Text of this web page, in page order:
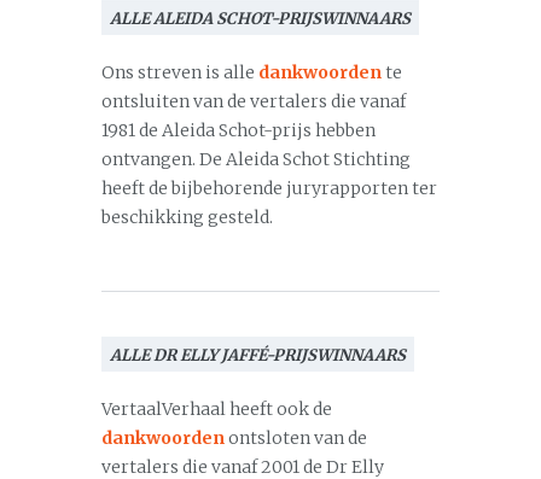
ALLE ALEIDA SCHOT-PRIJSWINNAARS
Ons streven is alle dankwoordente
ontsluiten van de vertalers die vanaf
1981 de Aleida Schot-prijs hebben
ontvangen. De Aleida Schot Stichting
heeft de bijbehorende juryrapporten ter
beschikking gesteld.
ALLE DR ELLY JAFFÉ-PRIJSWINNAARS
VertaalVerhaal heeft ook de
dankwoordenontsloten van de
vertalers die vanaf 2001 de Dr Elly